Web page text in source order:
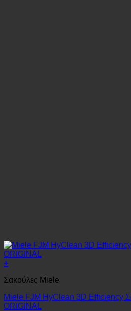
+
Σακούλες Miele
Miele FJM HyClean 3D Efficiency
ORIGINAL